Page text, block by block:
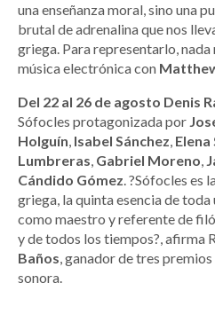
una enseñanza moral, sino una
brutal de adrenalina que nos
griega. Para representarlo, nada
música electrónica con
Del 22 al 26 de agosto Denis
Sófocles protagonizada por
Holguín, Isabel Sánchez, Elena
Lumbreras, Gabriel Moreno,
Cándido Gómez. ?Sófocles es
griega, la quinta esencia de
como maestro y referente de
y de todos los tiempos?, afirma
Baños, ganador de tres
sonora.